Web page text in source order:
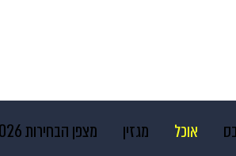
אוכל מגזין מצפן הבחירות 2026